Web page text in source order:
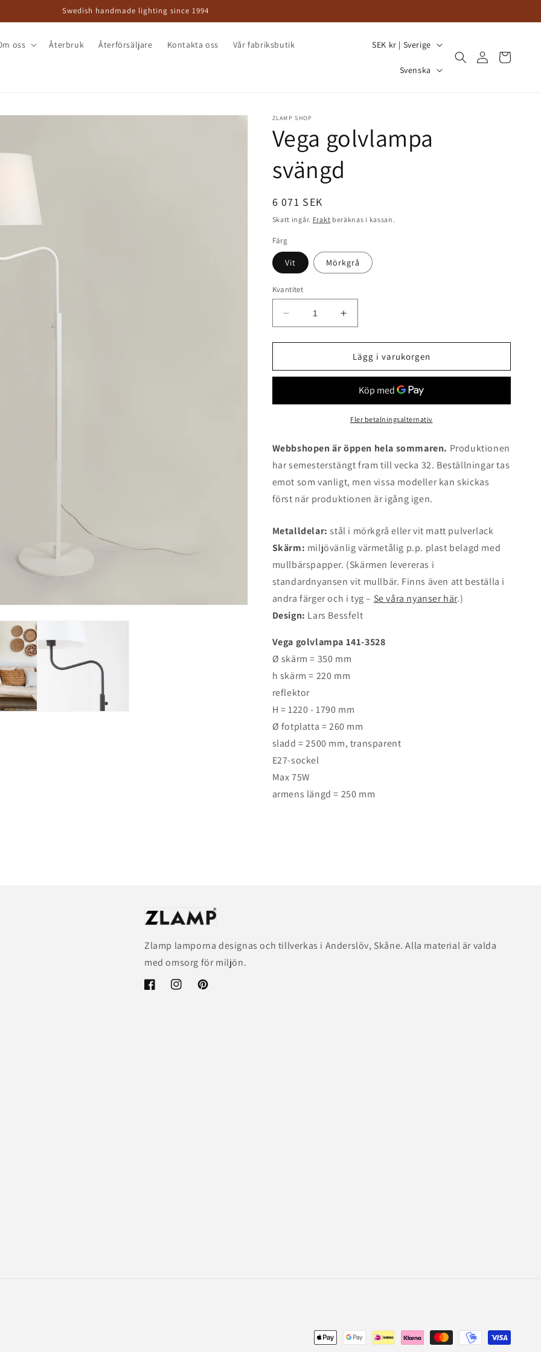
Swedish handmade lighting since 1994
oss Återbruk Återförsäljare Kontakta oss Vår fabriksbutik
R
e
n
SEK kr | Sverige
k
Svenska
Logga
in
Varukorg
ZLAMP SHOP
Vega golvlampa
svängd
Ordinarie
pris
6 071 SEK
Skatt ingår. Frakt beräknas i kassan.
Färg
Vit Mörkgrå
Kvantitet
Minska
kvantitet
för
golvlampa
Öka
kvantitet
för
Vega
golvlampa
Lägg i varukorgen
Fler betalningsalternativ
Webbshopen är öppen hela sommaren. Produktionen
har semesterstängt fram till vecka 32. Beställningar tas
emot som vanligt, men vissa modeller kan skickas
först när produktionen är igång igen.
Metalldelar:stål i mörkgrå ellervit matt pulverlack
Skärm: miljövänligvärmetålig p.p. plast belagd med
mullbärspapper. (Skärmen levereras i
standardnyansen vit mullbär. Finns även att beställa i
andra färger och i tyg – Se våra nyanser här.)
Design: Lars Bessfelt
Vega golvlampa 141-3528
Ø skärm = 350 mm
h skärm = 220 mm
reflektor
H = 1220 - 1790 mm
Ø fotplatta = 260 mm
sladd = 2500 mm, transparent
E27-sockel
Max 75W
armens längd = 250 mm
Zlamp lamporna designas och tillverkas i Anderslöv, Skåne. Alla material är valda
med omsorg för miljön.
FacebookInstagramPinterest
Betalningsmetoder